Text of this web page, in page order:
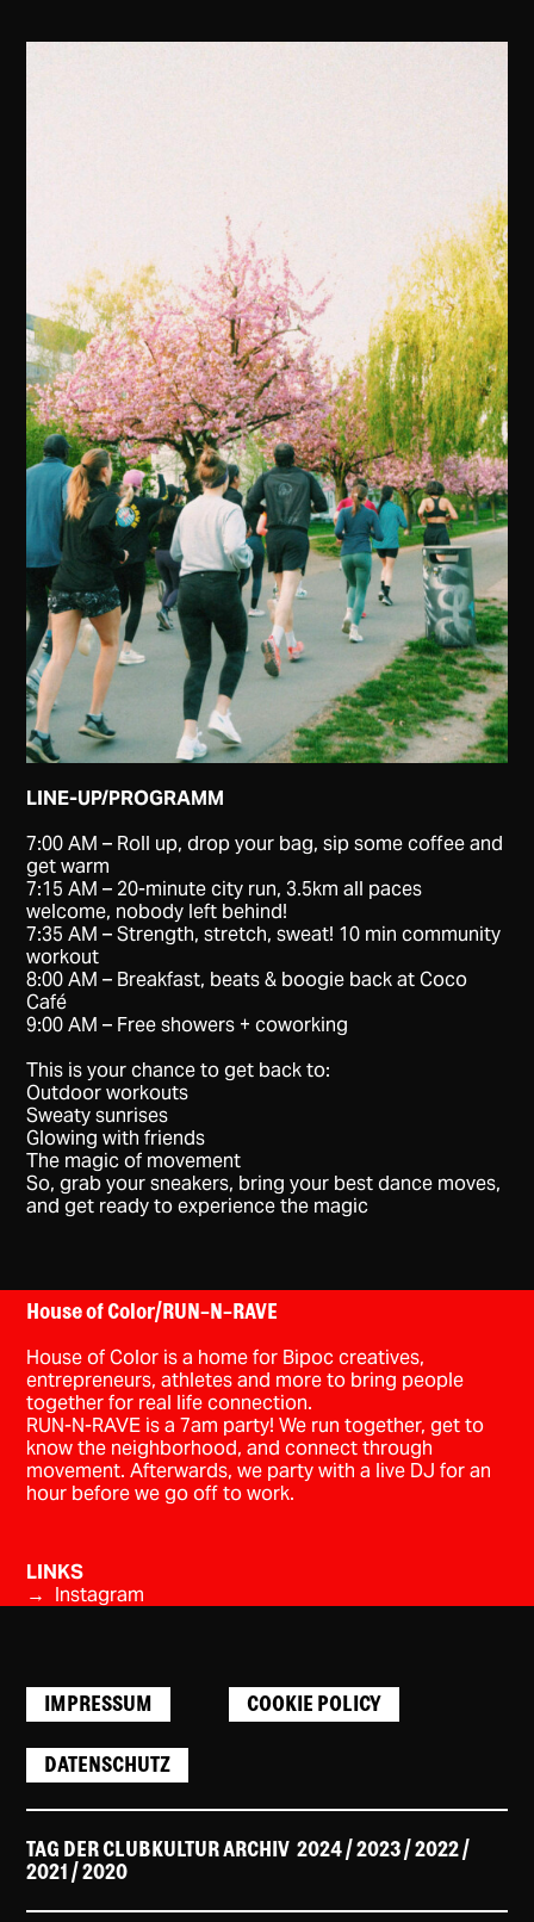
LINE-UP/PROGRAMM
7:00 AM – Roll up, drop your bag, sip some coffee and
get warm
​7:15 AM – 20-minute city run, 3.5km all paces
welcome, nobody left behind!
​7:35 AM – Strength, stretch, sweat! 10 min community
workout
​8:00 AM – Breakfast, beats & boogie back at Coco
Café
​9:00 AM – Free showers + coworking
​This is your chance to get back to:
​Outdoor workouts
​Sweaty sunrises
​Glowing with friends
​The magic of movement
​So, grab your sneakers, bring your best dance moves,
and get ready to experience the magic
House of Color/RUN-N-RAVE
House of Color is a home for Bipoc creatives,
entrepreneurs, athletes and more to bring people
together for real life connection.
RUN-N-RAVE is a 7am party! We run together, get to
know the neighborhood, and connect through
movement. Afterwards, we party with a live DJ for an
hour before we go off to work.
LINKS
→ Instagram
IMPRESSUM COOKIE POLICY
DATENSCHUTZ
TAG DER CLUBKULTUR ARCHIV2024/ 2023/2022/
2021 /2020